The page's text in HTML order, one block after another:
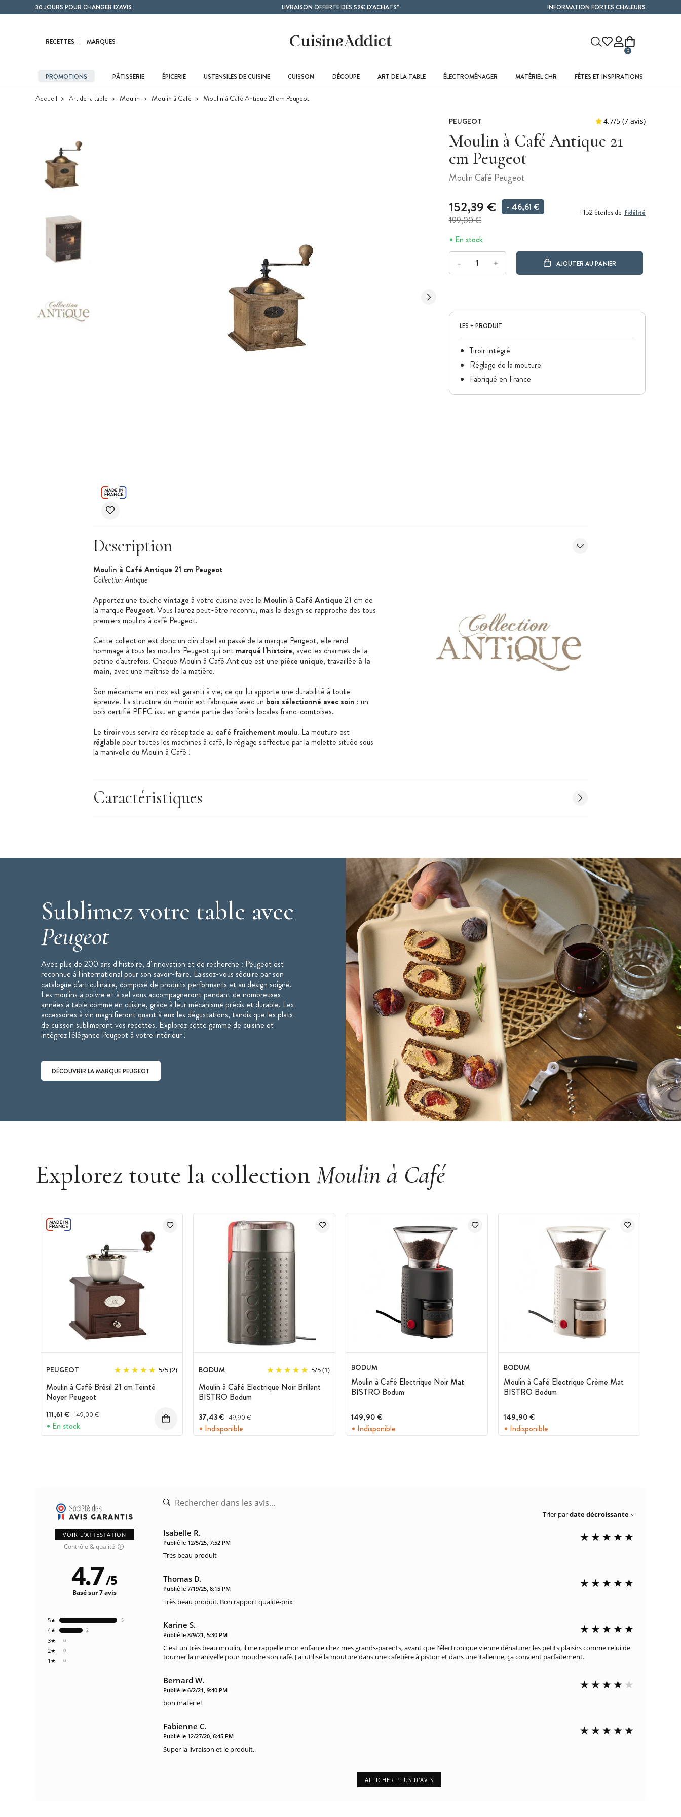
Contenu principal30 JOURS POUR CHANGER D'AVIS LIVRAISON OFFERTE DÈS 59€ D'ACHATS* INFORMATION FORTES CHALEURS
RECETTES MARQUES
0
PROMOTIONS PÂTISSERIE ÉPICERIE USTENSILES DE CUISINE CUISSON DÉCOUPE ART DE LA TABLE ÉLECTROMÉNAGER MATÉRIEL CHR FÊTES ET INSPIRATIONS
Accueil Art de la table Moulin Moulin à Café Moulin à Café Antique 21 cm Peugeot
PEUGEOT
Moulin à Café Antique 21
cm Peugeot
Moulin Café Peugeot
152,39 €
199,00 €
- 46,61 € + 152 étoiles de fidélité
En stock
- + AJOUTER AU PANIER
LES + PRODUIT
Tiroir intégré
Réglage de la mouture
Fabriqué en France
Description
Moulin à Café Antique 21 cm Peugeot
Collection Antique
Apportez une touche vintage à votre cuisine avec le Moulin à Café Antique 21 cm de
la marque Peugeot. Vous l'aurez peut-être reconnu, mais le design se rapproche des tous
premiers moulins à café Peugeot.
Cette collection est donc un clin d'oeil au passé de la marque Peugeot, elle rend
hommage à tous les moulins Peugeot qui ont marqué l'histoire, avec les charmes de la
patine d'autrefois. Chaque Moulin à Café Antique est une pièce unique, travaillée à la
main, avec une maîtrise de la matière.
Son mécanisme en inox est garanti à vie, ce qui lui apporte une durabilité à toute
épreuve. La structure du moulin est fabriquée avec un bois sélectionné avec soin : un
bois certifié PEFC issu en grande partie des forêts locales franc-comtoises.
Le tiroirvous servira de réceptacle au café fraîchement moulu. La mouture est
réglable pour toutes les machines à café, le réglage s'effectue par la molette située sous
la manivelle du Moulin à Café !
bien sûr connue pour ses voitures, mais elle est surtout reconnue dans les cuisines des
grands chefs, et des amateurs de cuisine ! À l'usine de Quingey (dans le Doubs), tout est
réalisé sur place : le design, le développement technique, mais aussi la fabrication. Depuis
Gamme : Antique
Fonctionnement : Manuel
Couleur : Bois
Mécanisme garanti à vie
Made in France
"Moulins Peugeot : la référence de la cuisine."
Caractéristiques
Sublimez votre table avec
Peugeot
Avec plus de 200 ans d'histoire, d'innovation et de recherche : Peugeot est
reconnue à l'international pour son savoir-faire. Laissez-vous séduire par son
catalogue d'art culinaire, composé de produits performants et au design soigné.
Les moulins à poivre et à sel vous accompagneront pendant de nombreuses
années à table comme en cuisine, grâce à leur mécanisme précis et durable. Les
accessoires à vin magnifieront quant à eux les dégustations, tandis que les plats
de cuisson sublimeront vos recettes. Explorez cette gamme de cuisine et
intégrez l'élégance Peugeot à votre intérieur !
DÉCOUVRIR LA MARQUE PEUGEOT
Explorez toute la collection Moulin à Café
PEUGEOT 5/5(2)
Moulin à Café Brésil 21 cm Teinté
Noyer Peugeot
111,61 € Prix avant réduction :
149,00 €
En stock
BODUM 5/5(1)
Moulin à Café Electrique Noir Brillant
BISTRO Bodum
37,43 € Prix avant réduction :
49,90 €
Indisponible
BODUM
Moulin à Café Electrique Noir Mat
BISTRO Bodum
149,90 €
Indisponible
BODUM
Moulin à Café Electrique Crème Mat
BISTRO Bodum
149,90 €
Indisponible
VOIR L'ATTESTATION
Contrôle & qualité
0
1★
0
2★
0
3★
2
4★
5
5★
4.7/5
Basé sur 7 avis
Trier pardate décroissante
Isabelle R.
Publié le 12/5/25, 7:52 PM
Très beau produit
Thomas D.
Publié le 7/19/25, 8:15 PM
Très beau produit. Bon rapport qualité-prix
Karine S.
Publié le 8/9/21, 5:30 PM
C'est un très beau moulin, il me rappelle mon enfance chez mes grands-parents, avant que l'électronique vienne dénaturer les petits plaisirs comme celui de
tourner la manivelle pour moudre son café. J'ai utilisé la mouture dans une cafetière à piston et dans une italienne, ça convient parfaitement.
Bernard W.
Publié le 6/2/21, 9:40 PM
bon materiel
Fabienne C.
Publié le 12/27/20, 6:45 PM
Super la livraison et le produit..
AFFICHER PLUS D'AVIS